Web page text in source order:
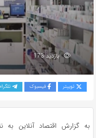
بازدید 173
توییتر فیسبوک
به گزارش اقتصاد آنلاین به